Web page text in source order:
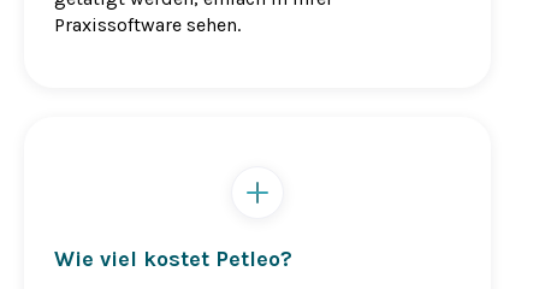
Praxissoftware sehen.
Wie viel kostet Petleo?